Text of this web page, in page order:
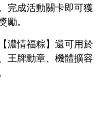
完成活動關卡即可獲
勵。
濃情福粽】還可用於
王牌勳章、機體擴容